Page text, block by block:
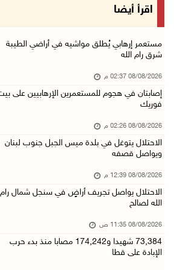
سلطة المياه تطلق مشروعا وطنيا يقود
الإعصار "دولفين" يضرب أوكيناوا باليابان
08/آب/2026 12:08 م
42 الف مسافر تنقلوا عبر معبر الكرامة الأسبوع ...
08/آب/2026 11:44 ص
منتخبنا الوطني للتايكواندو يستهل مشاركته
08/آب/2026 11:06 ص
"فانا": الثقافة البحرينية تـصون الهوية الوطني
08/آب/2026 10:50 ص
اقرأ أيضا
مستعمر إرهابي يُطلق مواشيه في أراضي الطيبة
شرق رام الله
08/08/2026 02:37 م
إصابتان في هجوم للمستعمرين الإرهابيين على
فوريك
08/08/2026 02:26 م
الاحتلال يتوغل في بلدة ميس الجبل جنوب لبنان
ويواصل قصفه
08/08/2026 12:39 م
الاحتلال يواصل تجريف أراضٍ في سنجل شمال رام
الله لصالح
08/08/2026 11:35 ص
73,384 شهيدا و174,242 مصابا منذ بدء حرب
الإبادة على قطا